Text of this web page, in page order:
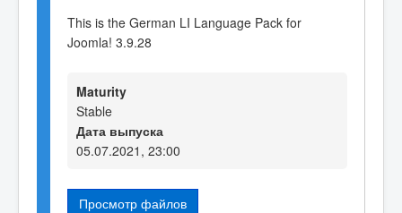
This is the German LI Language Pack for
Joomla! 3.9.28
Maturity
Stable
Дата выпуска
05.07.2021, 23:00
Просмотр файлов